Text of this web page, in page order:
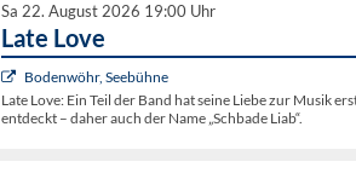
Sa 22. August 2026 19:00 Uhr
Late Love
Bodenwöhr, Seebühne
Late Love: Ein Teil der Band hat seine Liebe zur Musik
entdeckt – daher auch der Name „Schbade Liab“.